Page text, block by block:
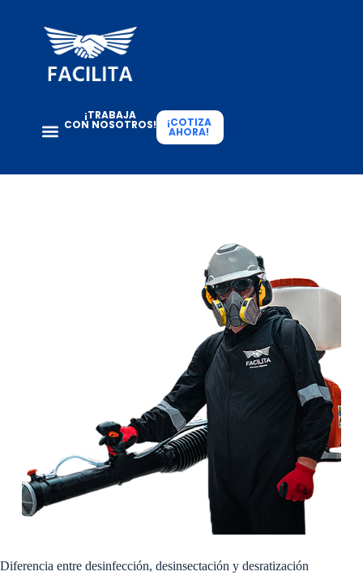
¡TRABAJA
CON NOSOTROS! ¡COTIZA
AHORA!
Diferencia entre desinfección, desinsectación y desratización